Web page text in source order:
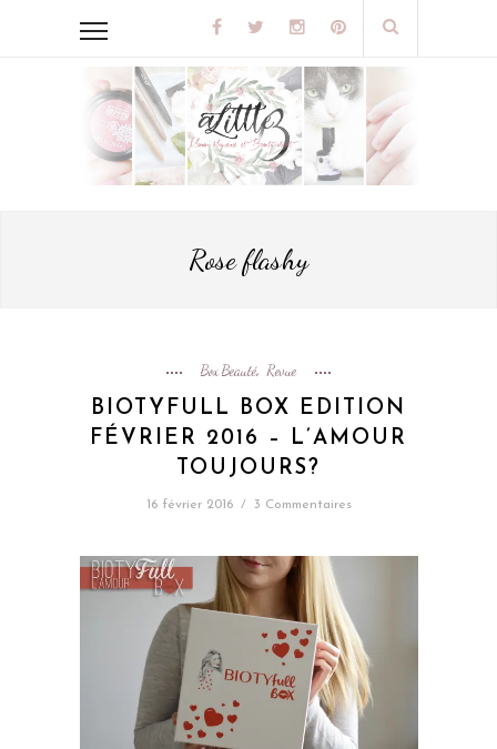
Rose flashy
Box Beauté, Revue
BIOTYFULL BOX EDITION
FÉVRIER 2016 – L’AMOUR
TOUJOURS?
16 février 2016 / 3 Commentaires